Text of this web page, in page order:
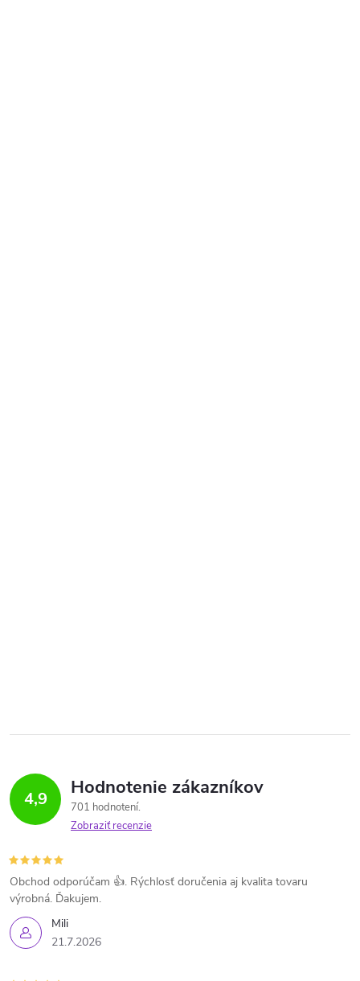
4,9 Hodnotenie zákazníkov
701 hodnotení
Zobraziť recenzie
Mili
21.7.2026
Obchod odporúčam 👍. Rýchlosť doručenia aj kvalita tovaru
výrobná. Ďakujem.